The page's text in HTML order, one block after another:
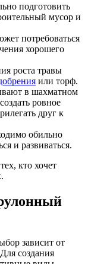
подготовить
мусор и
потребоваться
хорошего
роста травы
или торф.
в шахматном
ровное
друг к
обильно
и развиваться.
зависит от
создания